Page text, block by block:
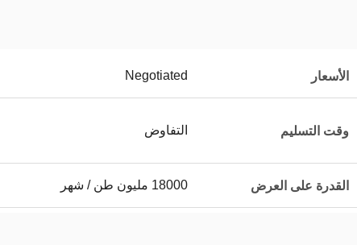
الأسعار Negotiated
وقت التسليم التفاوض
القدرة على العرض 18000 مليون طن / شهر